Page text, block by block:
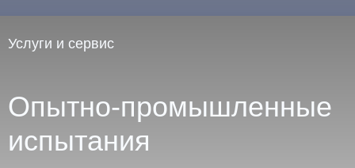
Услуги и сервис
Опытно-промышленные
испытания